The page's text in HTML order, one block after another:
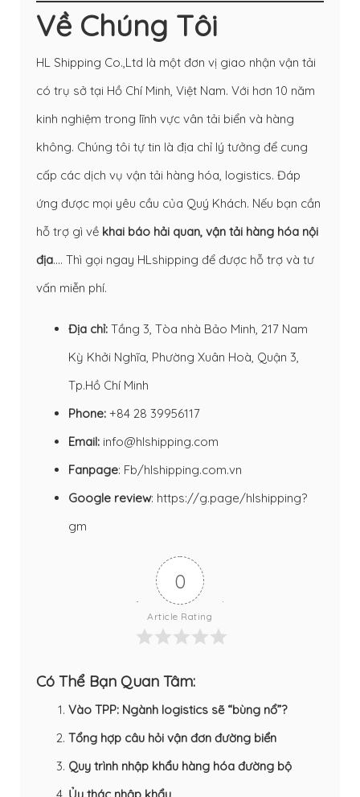
Về Chúng Tôi
HL Shipping Co.,Ltd là một đơn vị giao nhận vận tải
có trụ sở tại Hồ Chí Minh, Việt Nam. Với hơn 10 năm
kinh nghiệm trong lĩnh vực vân tải biển và hàng
không. Chúng tôi tự tin là địa chỉ lý tưởng để cung
cấp các dịch vụ vận tải hàng hóa, logistics. Đáp
ứng được mọi yêu cầu của Quý Khách. Nếu bạn cần
hỗ trợ gì về khai báo hải quan, vận tải hàng hóa nội
địa…. Thì gọi ngay HLshipping để được hỗ trợ và tư
vấn miễn phí.
Địa chỉ: Tầng 3, Tòa nhà Bảo Minh, 217 Nam
Kỳ Khởi Nghĩa, Phường Xuân Hoà, Quận 3,
Tp.Hồ Chí Minh
Phone: +84 28 39956117
Email: info@hlshipping.com
Fanpage: Fb/hlshipping.com.vn
Google review: https://g.page/hlshipping?
gm
0
Article Rating
Có Thể Bạn Quan Tâm:
Vào TPP: Ngành logistics sẽ “bùng nổ”?
Tổng hợp câu hỏi vận đơn đường biển
Quy trình nhập khẩu hàng hóa đường bộ